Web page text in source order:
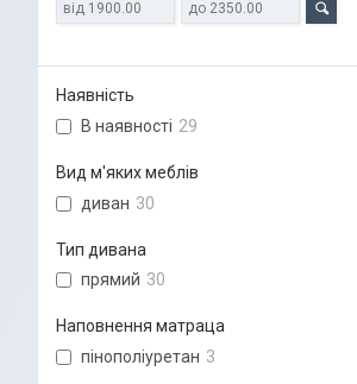
Наявність
В наявності 29
Вид м'яких меблів
диван 30
Тип дивана
прямий 30
Наповнення матраца
пінополіуретан 3